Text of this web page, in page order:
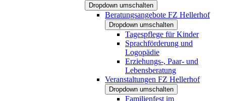
Dropdown umschalten
Beratungsangebote FZ Hellerhof
Dropdown umschalten
Tagespflege für Kinder
Sprachförderung und
Logopädie
Erziehungs-, Paar- und
Lebensberatung
Veranstaltungen FZ Hellerhof
Dropdown umschalten
Familienfest im